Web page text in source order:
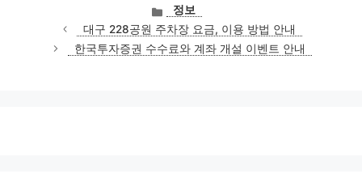
카
테
고
리
정보
대구 228공원 주차장 요금, 이용 방법 안내
한국투자증권 수수료와 계좌 개설 이벤트 안내